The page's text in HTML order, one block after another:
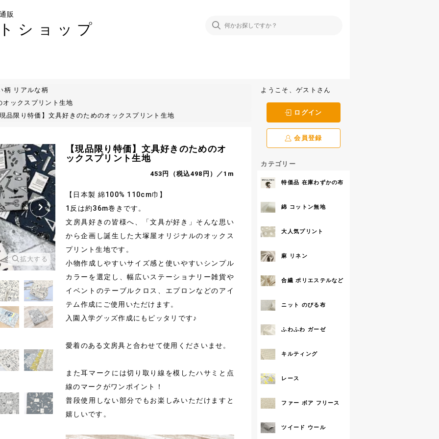
販
ショップ
柄 リアルな柄
ックスプリント生地
品限り特価】文具好きのためのオックスプリント生地
拡大する 拡大する
【現品限り特価】文具好きのためのオ
ックスプリント生地
453円（税込498円）／1m
【日本製 綿100% 110cm巾】
1反は約36m巻きです。
文房具好きの皆様へ、「文具が好き」そんな思い
から企画し誕生した大塚屋オリジナルのオックス
プリント生地です。
小物作成しやすいサイズ感と使いやすいシンプル
カラーを選定し、幅広いステーショナリー雑貨や
イベントのテーブルクロス、エプロンなどのアイ
テム作成にご使用いただけます。
入園入学グッズ作成にもピッタリです♪
愛着のある文房具と合わせて使用くださいませ。
また耳マークには切り取り線を模したハサミと点
線のマークがワンポイント！
普段使用しない部分でもお楽しみいただけますと
嬉しいです。
ようこそ、ゲストさん
ログイン
会員登録
カテゴリー
特価品 在庫わずかの布
綿 コットン無地
大人気プリント
麻 リネン
合繊 ポリエステルなど
ニット のびる布
ふわふわ ガーゼ
キルティング
レース
ファー ボア フリース
ツイード ウール